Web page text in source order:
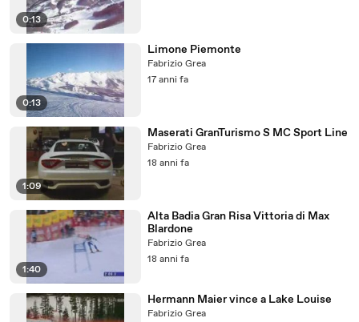
0:13
0:13
Limone Piemonte
Fabrizio Grea
17 anni fa
1:09
Maserati GranTurismo S MC Sport Line
Fabrizio Grea
18 anni fa
1:40
Alta Badia Gran Risa Vittoria di Max
Blardone
Fabrizio Grea
18 anni fa
Hermann Maier vince a Lake Louise
Fabrizio Grea